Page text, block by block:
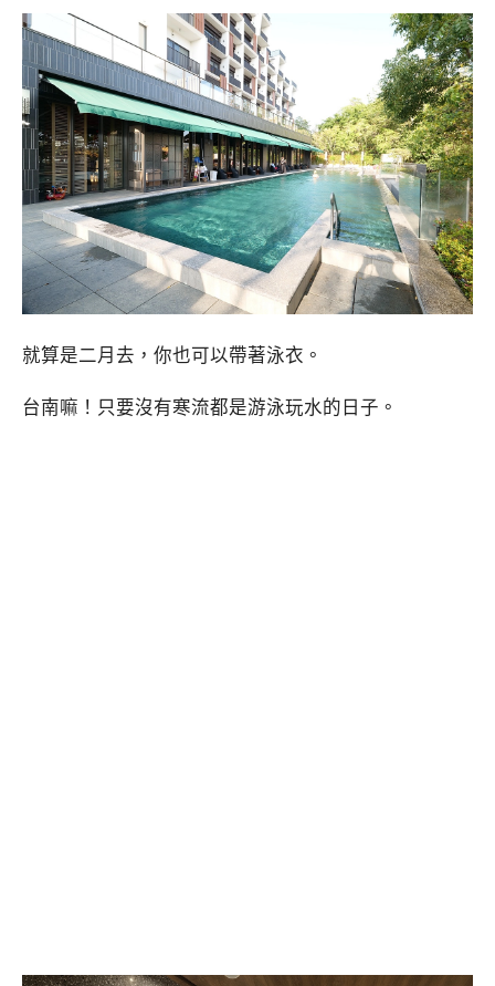
就算是二月去，你也可以帶著泳衣。
台南嘛！只要沒有寒流都是游泳玩水的日子。